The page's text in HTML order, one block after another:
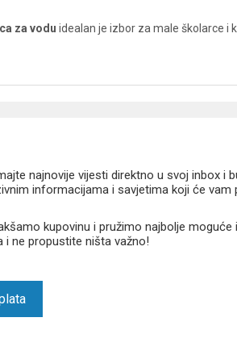
za vodu idealan je izbor za male školarce i
najnovije vijesti direktno u svoj inbox i
informacijama i savjetima koji će vam
kupovinu i pružimo najbolje moguće
i ne propustite ništa važno!